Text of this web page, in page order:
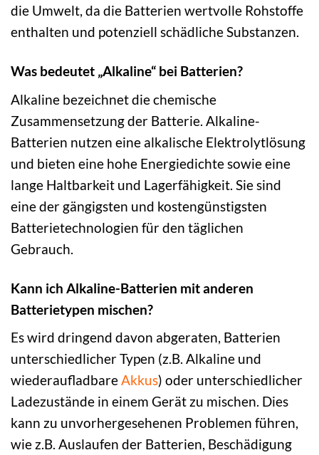
die Umwelt, da die Batterien wertvolle Rohstoffe
enthalten und potenziell schädliche Substanzen.
Was bedeutet „Alkaline“ bei Batterien?
Alkaline bezeichnet die chemische
Zusammensetzung der Batterie. Alkaline-
Batterien nutzen eine alkalische Elektrolytlösung
und bieten eine hohe Energiedichte sowie eine
lange Haltbarkeit und Lagerfähigkeit. Sie sind
eine der gängigsten und kostengünstigsten
Batterietechnologien für den täglichen
Gebrauch.
Kann ich Alkaline-Batterien mit anderen
Batterietypen mischen?
Es wird dringend davon abgeraten, Batterien
unterschiedlicher Typen (z.B. Alkaline und
wiederaufladbareAkkus) oder unterschiedlicher
Ladezustände in einem Gerät zu mischen. Dies
kann zu unvorhergesehenen Problemen führen,
wie z.B. Auslaufen der Batterien, Beschädigung